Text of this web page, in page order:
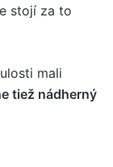
stojí za to
mali
tiež nádherný